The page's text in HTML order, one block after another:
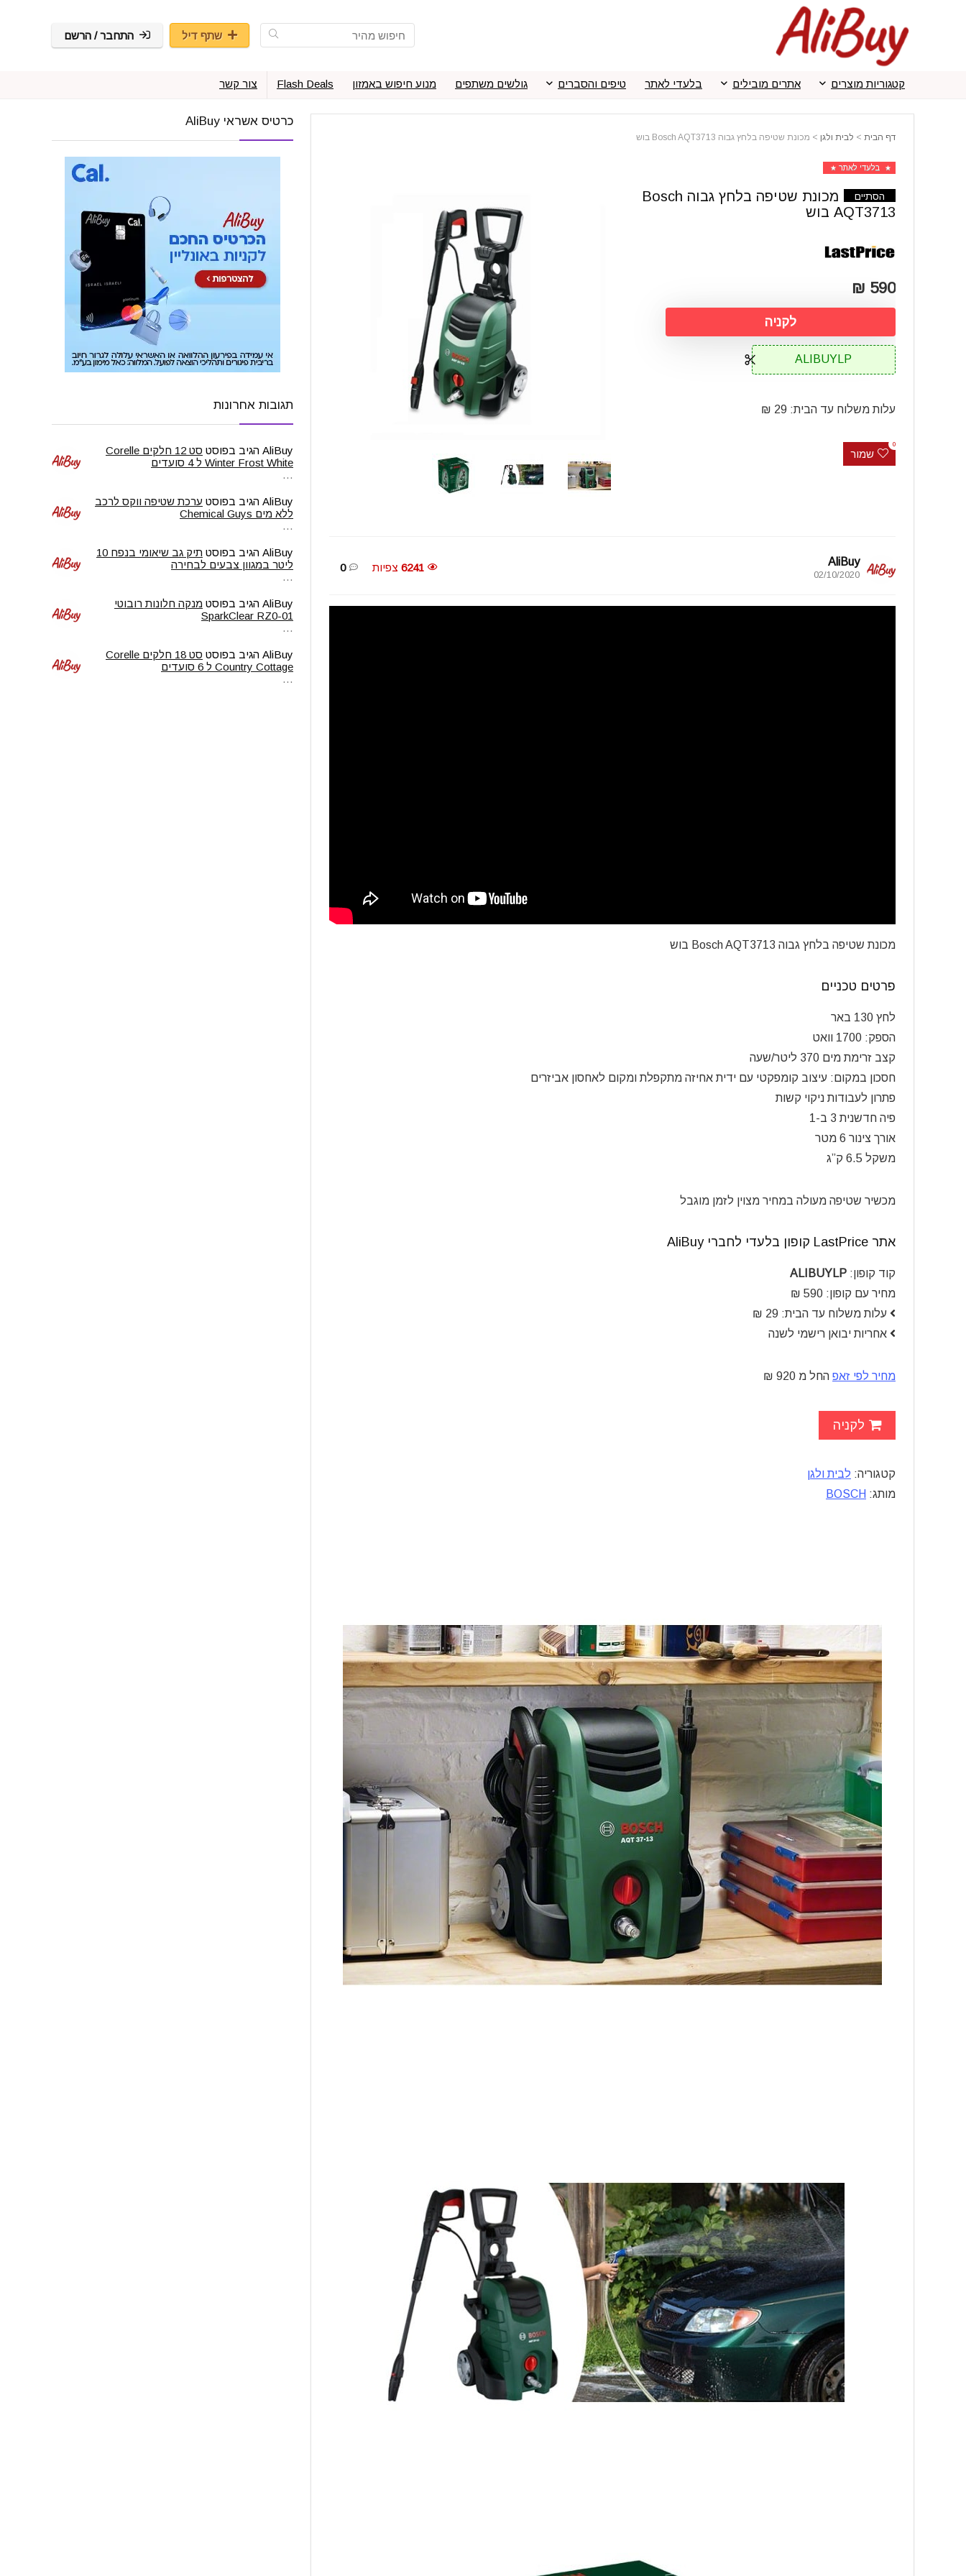
שתף דיל התחבר / הרשם
קטגוריות מוצרים אתרים מובילים בלעדי לאתר טיפים והסברים גולשים משתפים מנוע חיפוש באמזון Flash Deals צור קשר
דף הבית > לבית ולגן > מכונת שטיפה בלחץ גבוה Bosch AQT3713 בוש
בלעדי לאתר
הסתיים
מכונת שטיפה בלחץ גבוה Bosch
AQT3713 בוש
590 ₪
לקניה
ALIBUYLP
עלות משלוח עד הבית: 29 ₪
שמור
0
AliBuy
02/10/2020
6241 צפיות 0
מכונת שטיפה בלחץ גבוה Bosch AQT3713 בוש
פרטים טכניים
לחץ 130 באר
הספק: 1700 וואט
קצב זרימת מים 370 ליטר/שעה
חסכון במקום: עיצוב קומפקטי עם ידית אחיזה מתקפלת ומקום לאחסון אביזרים
פתרון לעבודות ניקוי קשות
פיה חדשנית 3 ב-1
אורך צינור 6 מטר
משקל 6.5 ק”ג
מכשיר שטיפה מעולה במחיר מצוין לזמן מוגבל
אתר LastPrice קופון בלעדי לחברי AliBuy
קוד קופון: ALIBUYLP
מחיר עם קופון: 590
₪
עלות משלוח עד הבית: 29
₪
אחריות יבואן רישמי לשנה
מחיר לפי זאפ החל מ 920 ₪
לקניה
קטגוריה: לבית ולגן
מותג: BOSCH
כרטיס אשראי AliBuy
תגובות אחרונות
AliBuy הגיב בפוסט
סט 12 חלקים Corelle
Winter Frost White ל 4 סועדים
…
AliBuy הגיב בפוסט ערכת שטיפה ווקס לרכב
ללא מים Chemical Guys
…
AliBuy הגיב בפוסט
תיק גב שיאומי בנפח 10
ליטר במגוון צבעים לבחירה
…
AliBuy הגיב בפוסט מנקה חלונות רובוטי
SparkClear RZ0-01
…
AliBuy הגיב בפוסט
סט 18 חלקים Corelle
Country Cottage ל 6 סועדים
…